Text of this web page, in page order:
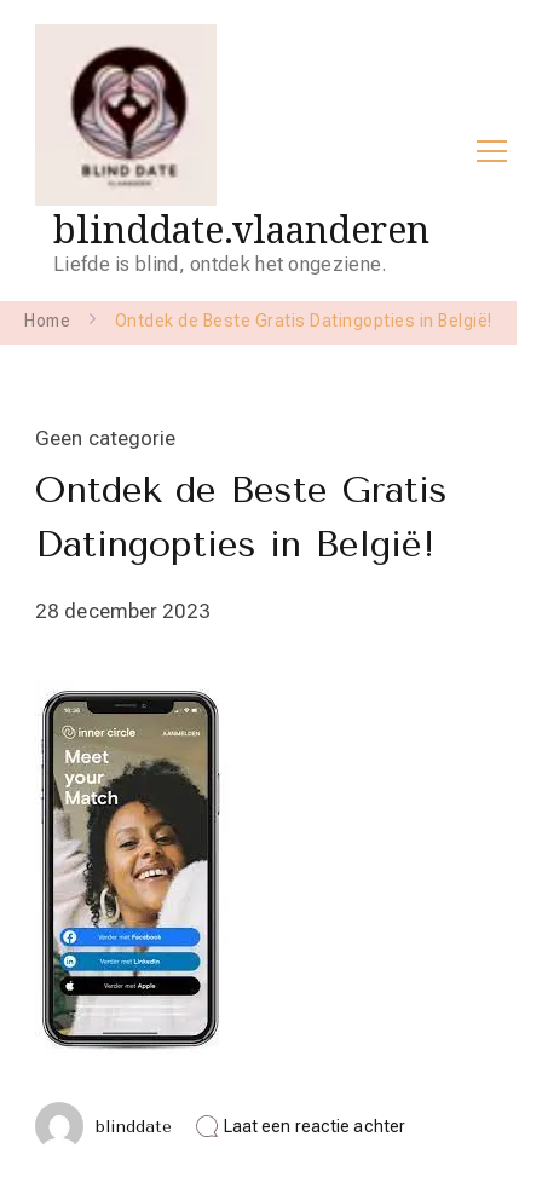
blinddate.vlaanderen
Liefde is blind, ontdek het ongeziene.
Home Ontdek de Beste Gratis Datingopties in België!
Geen categorie
Ontdek de Beste Gratis
Datingopties in België!
28 december 2023
blinddate Laat een reactie achterop